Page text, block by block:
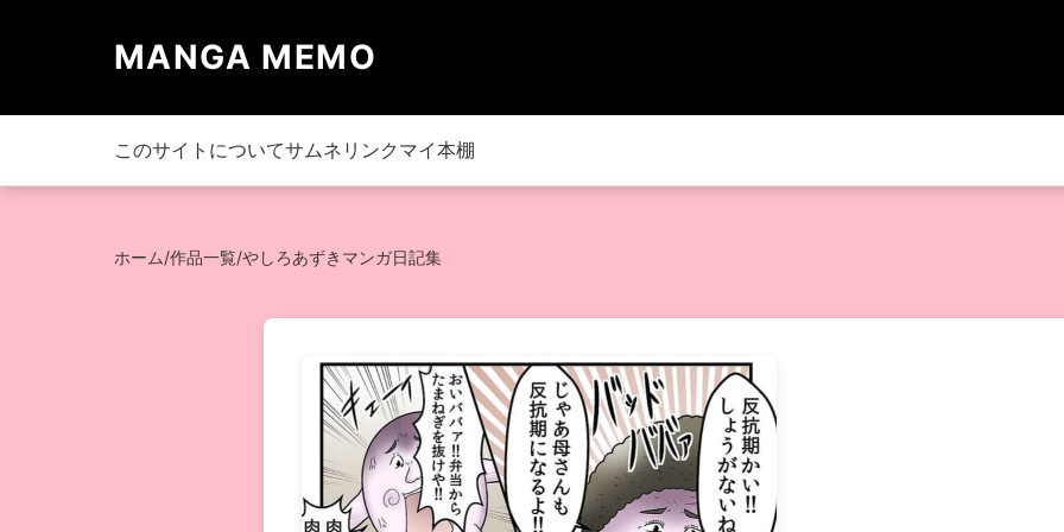
MANGA MEMO
このサイトについてサムネリンク マイ本棚
ホーム/作品一覧/やしろあずきマンガ日記集